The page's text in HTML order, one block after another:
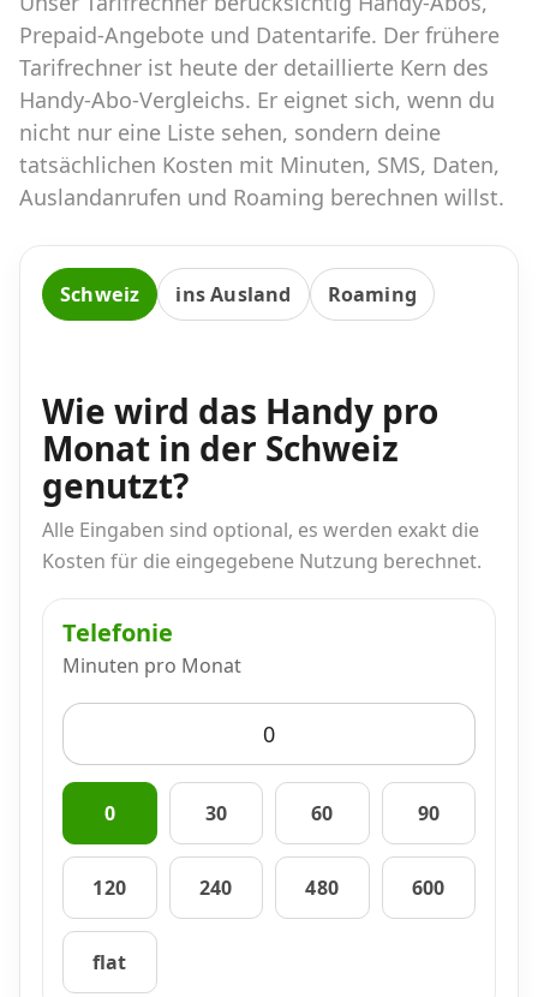
Abos für Tablets, Hotspots und Smart
Watches
Tarifrechner Handy-Abo
Der gute alte Tarifrechner im neuen Design
Infos
Mobilfunknetz Schweiz
Handy-Abo-Aktionen
Handy-Abo kündigen oder
wechseln
Alle Mobile-Vergleiche
Internet, TV, Telefon
Aktionen
News
Forum
Prepaid-Angebote und Datentarife. Der frühere
Tarifrechner ist heute der detaillierte Kern des
Handy-Abo-Vergleichs. Er eignet sich, wenn du
nicht nur eine Liste sehen, sondern deine
tatsächlichen Kosten mit Minuten, SMS, Daten,
Auslandanrufen und Roaming berechnen willst.
Schweiz ins Ausland Roaming
Wie wird das Handy pro
Monat in der Schweiz
genutzt?
Alle Eingaben sind optional, es werden exakt die
Kosten für die eingegebene Nutzung berechnet.
Telefonie
Minuten pro Monat
0 30 60 90
120 240 480 600
flat